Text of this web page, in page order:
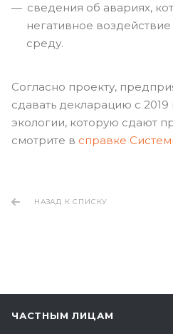
сведения об авариях,
негативное
среду.
Согласно проекту,
сдавать декларацию с 2019
экологии, которую сдают
смотрите в справке
НАЗАД К СПИСКУ
ЧАСТНЫМ ЛИЦАМ